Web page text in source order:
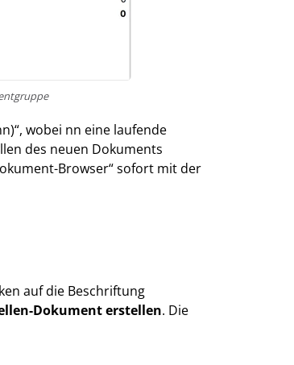
wobei nn eine laufende
des neuen Dokuments
Browser“ sofort mit der
auf die Beschriftung
Dokument erstellen. Die